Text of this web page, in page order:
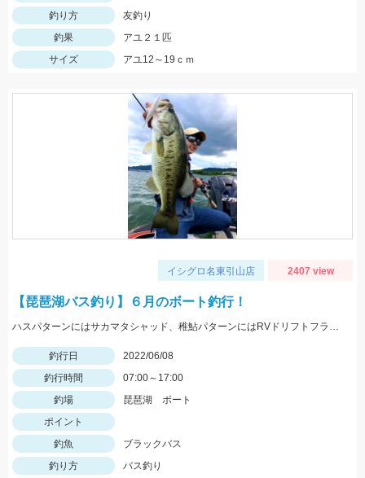
釣り方
友釣り
釣果
アユ２１匹
サイズ
アユ12～19ｃｍ
イシグロ名東引山店 2407 view
【琵琶湖バス釣り】６月のボート釣行！
ハスパターンにはサカマタシャッド、稚鮎パターンにはRVドリフトフライがオススメ！琵琶湖に行く際は準備しましょう♪
釣行日
2022/06/08
釣行時間
07:00～17:00
釣場
琵琶湖 ボート
ポイント
釣魚
ブラックバス
釣り方
バス釣り